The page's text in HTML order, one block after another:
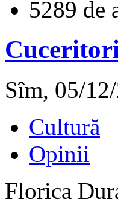
5289 de
Sîm, 05/
Cultură
Opinii
Florica